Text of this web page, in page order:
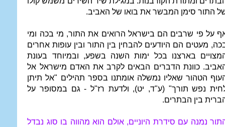
התור סימן המבשר את בואו של האביב.
על פי שרבים הם בישראל הרואים את התור, מי בכה ומי
מעטים הם היודעים להבחין בין התור ובין עופות אחרים
בארצנו בכל ימות השנה בשפע, ובמיוחד בעונת
כוונת הדברים הבאים לקרב את האדם מישראל אל
הטהור שאליו נמשלה אומתנו בספר תהילים "אל תיתן
נפש תורך" (ע"ד, יט), ולדעת רז"ל - גם במסופר על
בין הבתרים.
נמנה עם סידרת היוניים, אולם הוא מהווה בו סוג נבדל